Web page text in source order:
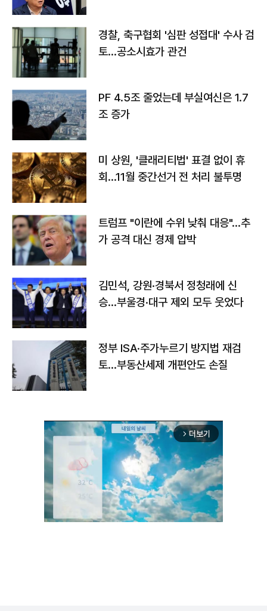
경찰, 축구협회 '심판 성접대' 수사 검
토…공소시효가 관건
PF 4.5조 줄었는데 부실여신은 1.7
조 증가
미 상원, '클래리티법' 표결 없이 휴
회…11월 중간선거 전 처리 불투명
트럼프 "이란에 수위 낮춰 대응"…추
가 공격 대신 경제 압박
김민석, 강원·경북서 정청래에 신
승…부울경·대구 제외 모두 웃었다
정부 ISA·주가누르기 방지법 재검
토…부동산세제 개편안도 손질
arrow_forward_ios 더보기